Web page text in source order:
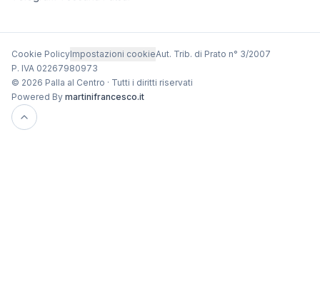
Cookie PolicyImpostazioni cookieAut. Trib. di Prato n° 3/2007
P. IVA 02267980973
© 2026 Palla al Centro · Tutti i diritti riservati
Powered By martinifrancesco.it